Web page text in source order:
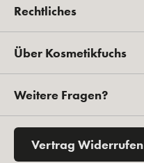
Rechtliches
Über Kosmetikfuchs
Weitere Fragen?
Vertrag Widerrufen